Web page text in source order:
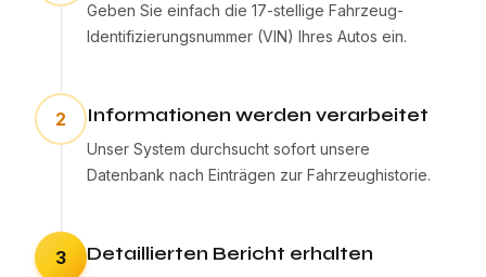
Geben Sie einfach die 17-stellige Fahrzeug-
Identifizierungsnummer (VIN) Ihres Autos ein.
2 Informationen werden verarbeitet
Unser System durchsucht sofort unsere
Datenbank nach Einträgen zur Fahrzeughistorie.
3 Detaillierten Bericht erhalten